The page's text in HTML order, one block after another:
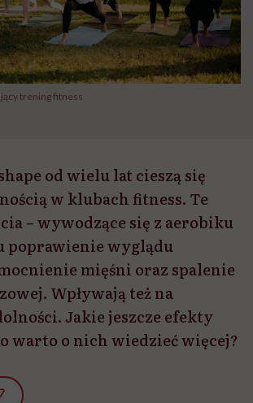
trening fitness
od wielu lat cieszą się
w klubach fitness. Te
– wywodzące się z aerobiku
poprawienie wyglądu
mięśni oraz spalenie
Wpływają też na
Jakie jeszcze efekty
warto o nich wiedzieć więcej?